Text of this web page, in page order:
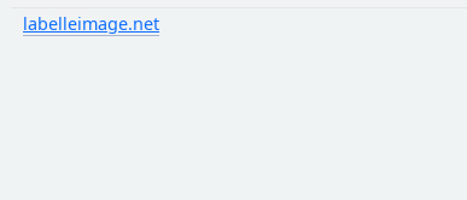
labelleimage.net